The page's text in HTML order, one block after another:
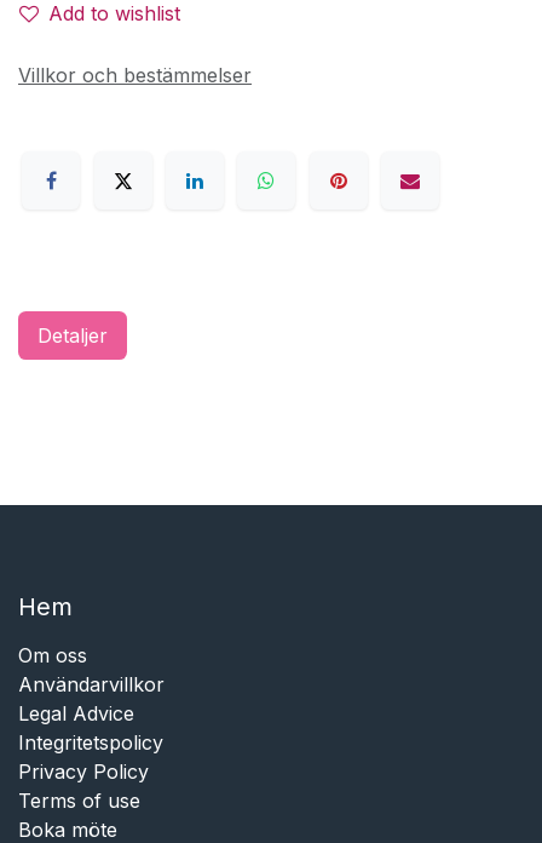
Add to wishlist
Villkor och bestämmelser
Detaljer
Hem​​
Om oss
Användarvillkor
Legal Advice
Integritetspolicy
Privacy Policy
Terms of use
Boka möte